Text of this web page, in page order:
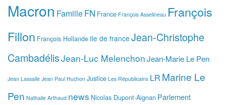
Macron FamilleFN France François Asselineau François
Fillon François Hollande Ile de france Jean-Christophe
CambadélisJean-Luc MelenchonJean-Marie Le Pen
Jean Lassalle Jean Paul Huchon Justice Les Républicains LR Marine Le
Pen Nathalie Arthaud news Nicolas Dupont-Aignan Parlement